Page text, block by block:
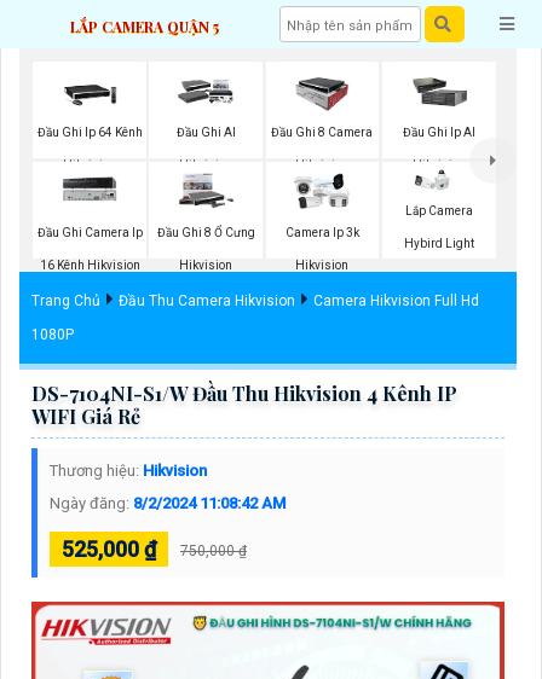
LẮP CAMERA QUẬN 5
Đầu Ghi Ip 64 Kênh
Hikvision
Đầu Ghi AI
Hikvision
Đầu Ghi 8 Camera
Hikvision
Đầu Ghi Ip AI
Hikvision
Đầu Ghi Camera Ip
16 Kênh Hikvision
Đầu Ghi 8 Ổ Cưng
Hikvision
Camera Ip 3k
Hikvision
Lắp Camera
Hybird Light
Trang Chủ Đầu Thu Camera Hikvision
Camera Hikvision Full Hd
1080P
DS-7104NI-S1/W Đầu Thu Hikvision 4 Kênh IP
WIFI Giá Rẻ
Thương hiệu: Hikvision
Ngày đăng: 8/2/2024 11:08:42 AM
525,000 ₫ 750,000 ₫